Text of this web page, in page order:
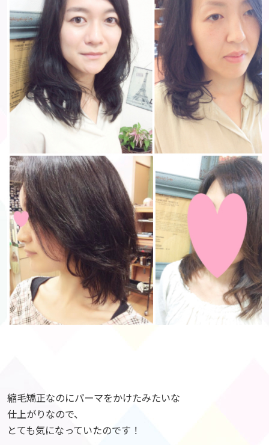
縮毛矯正なのにパーマをかけたみたいな
仕上がりなので、
とても気になっていたのです！